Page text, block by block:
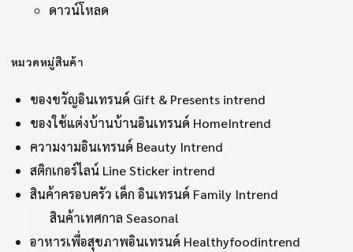
ดาวน์โหลด
หมวดหมู่สินค้า
ของขวัญอินเทรนด์ Gift & Presents intrend
ของใช้แต่งบ้านบ้านอินเทรนด์ HomeIntrend
ความงามอินเทรนด์ Beauty Intrend
สติกเกอร์ไลน์ Line Sticker intrend
สินค้าครอบครัว เด็ก อินเทรนด์ Family Intrend
สินค้าเทศกาล Seasonal
อาหารเพื่อสุขภาพอินเทรนด์ Healthyfoodintrend